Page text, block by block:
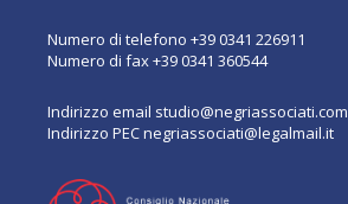
Numero di telefono +39 0341 226911
Numero di fax +39 0341 360544
Indirizzo email studio@negriassociati.com
Indirizzo PECnegriassociati@legalmail.it